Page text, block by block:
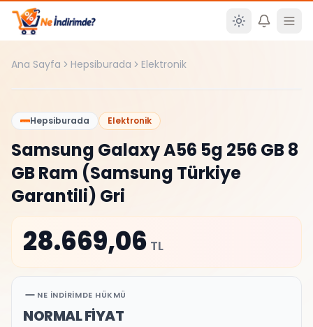
Ana içeriğe atla
Ana Sayfa Hepsiburada Elektronik
%0
Hepsiburada Elektronik
Samsung Galaxy A56 5g 256 GB 8
GB Ram (Samsung Türkiye
Garantili) Gri
28.669,06 TL
NE İNDIRIMDE HÜKMÜ
NORMAL FİYAT